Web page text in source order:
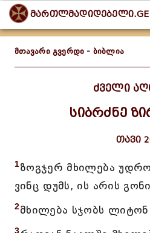
მართლმადიდებელი.GE
მთავარი გვერდი - ბიბლია
ძველი
სიბრძნე
თავი
1ზოგჯერ მხილება
ვინც დუმს, ის არის
2მხილება სჯობს
3